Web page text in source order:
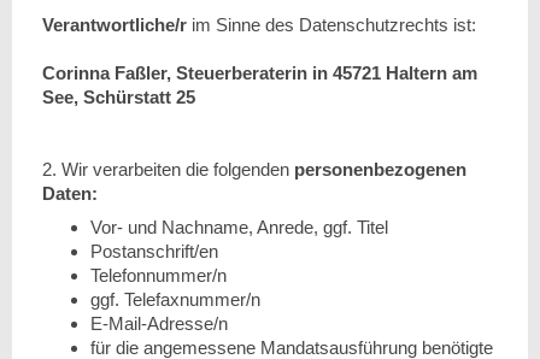
Verantwortliche/r im Sinne des Datenschutzrechts ist:
Corinna Faßler, Steuerberaterin in 45721 Haltern am
See, Schürstatt 25
2. Wir verarbeiten die folgenden personenbezogenen
Daten:
Vor- und Nachname, Anrede, ggf. Titel
Postanschrift/en
Telefonnummer/n
ggf. Telefaxnummer/n
E-Mail-Adresse/n
für die angemessene Mandatsausführung benötigte